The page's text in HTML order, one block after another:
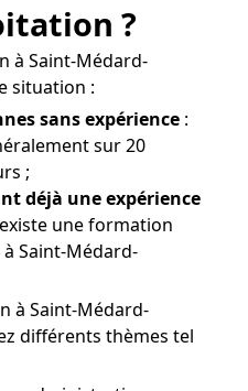
?
à Saint-Médard-
situation :
sans expérience :
sur 20
;
déjà une expérience
une formation
Saint-Médard-
à Saint-Médard-
différents thèmes tel